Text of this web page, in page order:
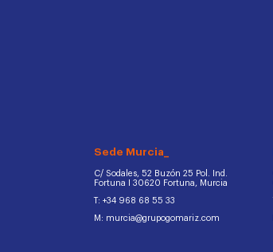
Sede Murcia_
C/ Sodales, 52 Buzón 25 Pol. Ind.
Fortuna I 30620 Fortuna, Murcia
T: +34 968 68 55 33
M: murcia@grupogomariz.com